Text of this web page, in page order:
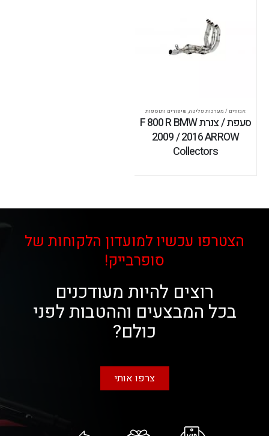
אגזוזים / מערכות פליטה, שיפורים ותוספות
סעפת / צנרת F 800 R BMW
2009 / 2016 ARROW
Collectors
הצטרפו עכשיו למועדון הלקוחות של
סופרבייק!
רוצים להיות מעודכנים
בכל המבצעים וההטבות לפני
כולם?
צרפו אותי